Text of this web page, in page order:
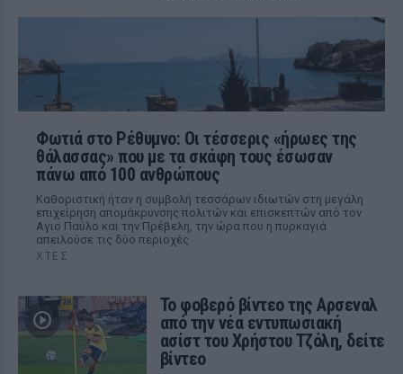
Φωτιά στο Ρέθυμνο: Οι τέσσερις «ήρωες της
θάλασσας» που με τα σκάφη τους έσωσαν
πάνω από 100 ανθρώπους
Καθοριστική ήταν η συμβολή τεσσάρων ιδιωτών στη μεγάλη
επιχείρηση απομάκρυνσης πολιτών και επισκεπτών από τον
Αγιο Παύλο και την Πρέβελη, την ώρα που η πυρκαγιά
απειλούσε τις δύο περιοχές
ΧΤΕΣ
Το φοβερό βίντεο της Αρσεναλ
από την νέα εντυπωσιακή
ασίστ του Χρήστου Τζόλη, δείτε
βίντεο